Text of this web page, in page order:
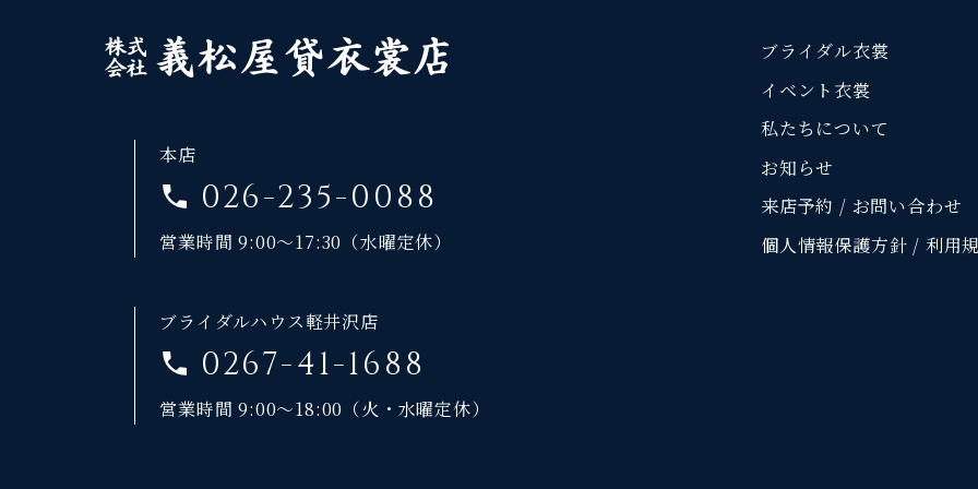
本店
026-235-0088
営業時間 9:00～17:30（水曜定休）
ブライダルハウス軽井沢店
0267-41-1688
営業時間 9:00～18:00（火・水曜定休）
ブライダル衣裳
イベント衣裳
私たちについて
お知らせ
来店予約 / お問い合わせ
個人情報保護方針 / 利用